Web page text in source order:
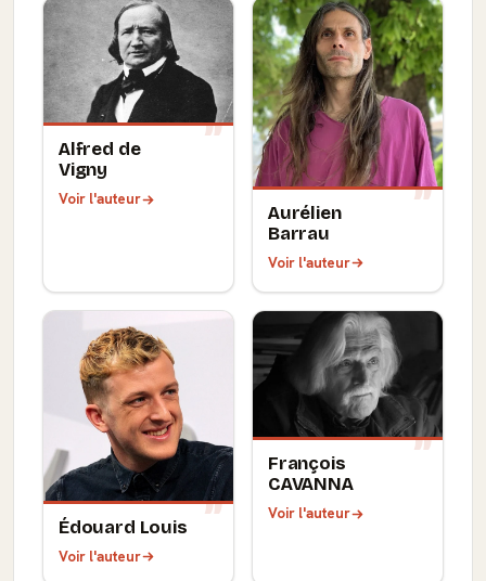
Alfred de
Vigny
Voir l'auteur
Aurélien
Barrau
Voir l'auteur
Édouard Louis
Voir l'auteur
François
CAVANNA
Voir l'auteur